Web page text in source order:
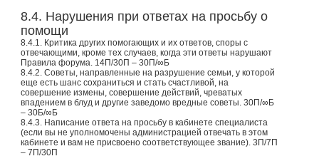
8.4. Нарушения при ответах на просьбу о
помощи
8.4.1. Критика других помогающих и их ответов, споры с
отвечающими, кроме тех случаев, когда эти ответы нарушают
Правила форума. 14П/30П – 30П/∞Б
8.4.2. Советы, направленные на разрушение семьи, у которой
еще есть шанс сохраниться и стать счастливой, на
совершение измены, совершение действий, чреватых
впадением в блуд и другие заведомо вредные советы. 30П/∞Б
– 30Б/∞Б
8.4.3. Написание ответа на просьбу в кабинете специалиста
(если вы не уполномочены администрацией отвечать в этом
кабинете и вам не присвоено соответствующее звание). 3П/7П
– 7П/30П